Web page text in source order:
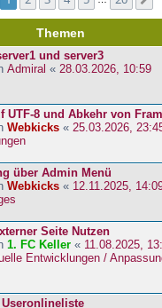
Themen
und server3
Admiral « 28.03.2026, 10:59
UTF-8 und Abkehr von
Webkicks « 25.03.2026,
über Admin Menü
Webkicks « 12.11.2025,
Seite Nutzen
1. FC Keller « 11.08.2025,
Entwicklungen /